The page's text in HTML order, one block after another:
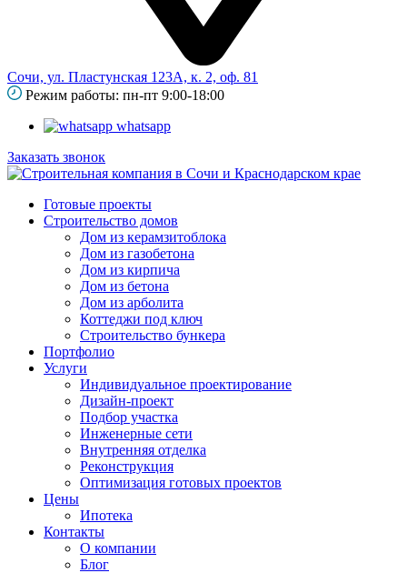
Сочи, ул. Пластунская 123А, к. 2, оф. 81
Режим работы: пн-пт 9:00-18:00
whatsapp
Заказать звонок
Готовые проекты
Строительство домов
Дом из керамзитоблока
Дом из газобетона
Дом из кирпича
Дом из бетона
Дом из арболита
Коттеджи под ключ
Строительство бункера
Портфолио
Услуги
Индивидуальное проектирование
Дизайн-проект
Подбор участка
Инженерные сети
Внутренняя отделка
Реконструкция
Оптимизация готовых проектов
Цены
Ипотека
Контакты
О компании
Блог